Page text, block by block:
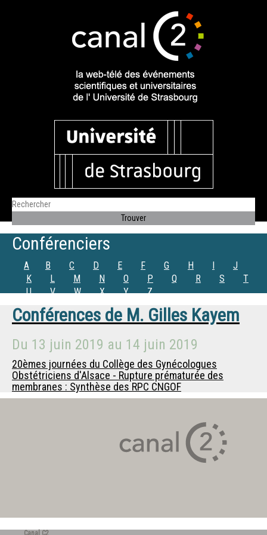
Conférenciers
A B C D E F G H I
J
K
L M N O P Q R S
T
U
V W X Y Z
Conférences de M. Gilles Kayem
Du 13 juin 2019 au 14 juin 2019
20èmes journées du Collège des Gynécologues
Obstétriciens d'Alsace - Rupture prématurée des
membranes : Synthèse des RPC CNGOF
Canal C2